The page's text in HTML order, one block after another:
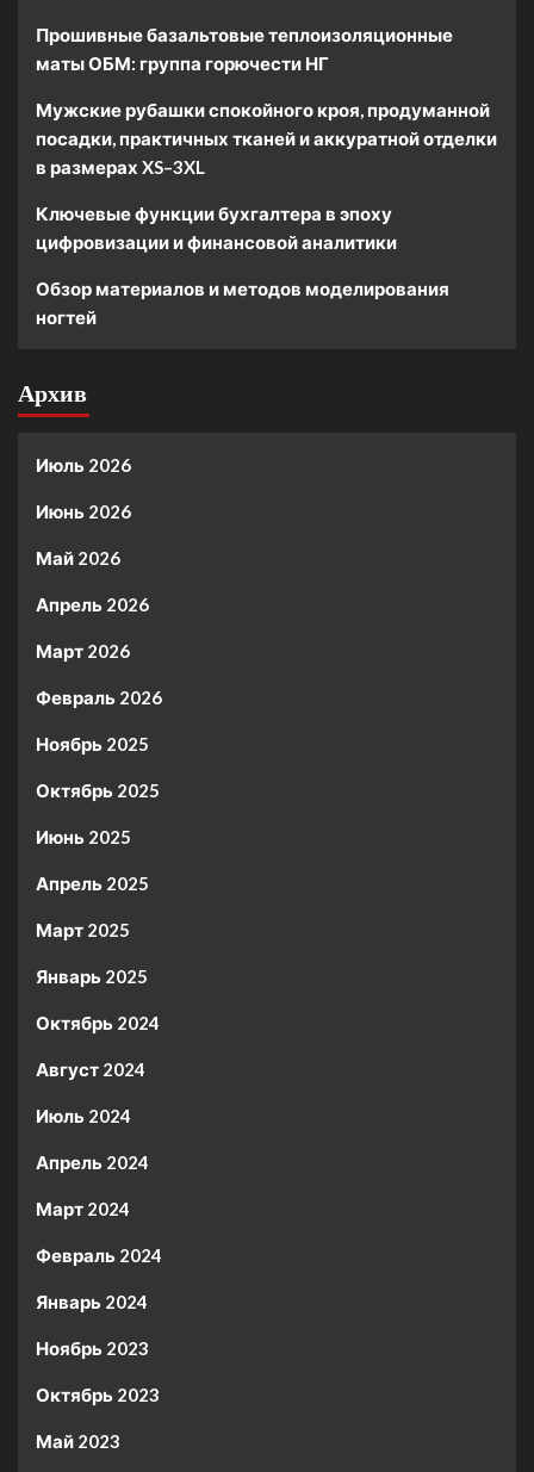
Прошивные базальтовые теплоизоляционные
маты ОБМ: группа горючести НГ
Мужские рубашки спокойного кроя, продуманной
посадки, практичных тканей и аккуратной отделки
в размерах XS–3XL
Ключевые функции бухгалтера в эпоху
цифровизации и финансовой аналитики
Обзор материалов и методов моделирования
ногтей
Архив
Июль 2026
Июнь 2026
Май 2026
Апрель 2026
Март 2026
Февраль 2026
Ноябрь 2025
Октябрь 2025
Июнь 2025
Апрель 2025
Март 2025
Январь 2025
Октябрь 2024
Август 2024
Июль 2024
Апрель 2024
Март 2024
Февраль 2024
Январь 2024
Ноябрь 2023
Октябрь 2023
Май 2023